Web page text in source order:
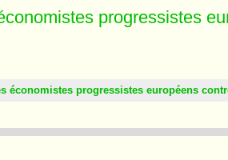
progressistes
économistes progressistes européens